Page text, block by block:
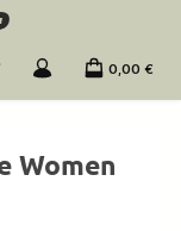
0,00 €
Women